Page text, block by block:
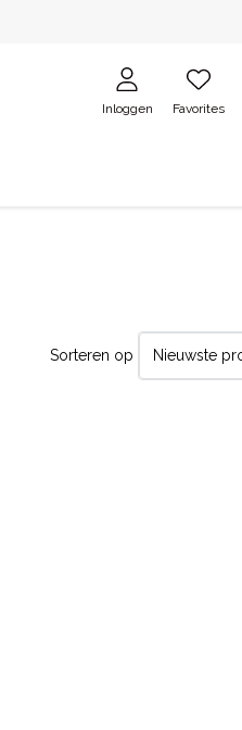
Inloggen Favorites
Sorteren op